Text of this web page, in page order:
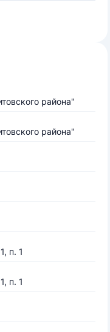
района"
района"
п. 1
п. 1